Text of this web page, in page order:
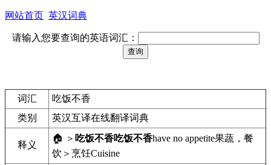
网站首页 英汉词典
请输入您要查询的英语词汇：
词汇
吃饭不香
类别
英汉互译在线翻译词典
释义
🏠 ＞ 吃饭不香吃饭不香have no appetite果蔬，餐
饮＞烹饪Cuisine